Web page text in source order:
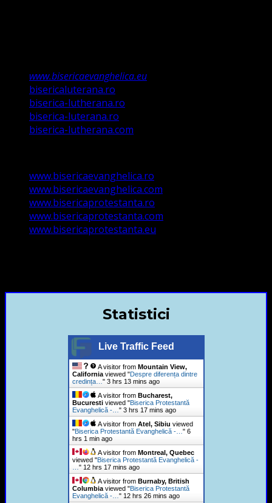
www.bisericaevanghelica.eu
bisericaluterana.ro
biserica-lutherana.ro
biserica-luterana.ro
biserica-lutherana.com
www.bisericaevanghelica.ro
www.bisericaevanghelica.com
www.bisericaprotestanta.ro
www.bisericaprotestanta.com
www.bisericaprotestanta.eu
Statistici
Live Traffic Feed
A visitor from Mountain View,
Californiaviewed "Despre diferența dintre
credința… " 3 hrs 13 mins ago
A visitor from Bucharest,
Bucurestiviewed "Biserica Protestantă
Evanghelică -… " 3 hrs 17 mins ago
A visitor from Atel, Sibiu viewed
"Biserica Protestantă Evanghelică -… " 6
hrs 1 min ago
A visitor from Montreal, Quebec
viewed "Biserica Protestantă Evanghelică -
" 12 hrs 17 mins ago
A visitor from Burnaby, British
Columbiaviewed "Biserica Protestantă
Evanghelică -… " 12 hrs 26 mins ago